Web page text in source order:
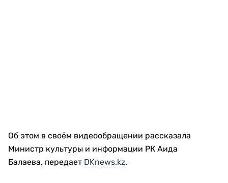
Об этом в своём видеообращении рассказала
Министр культуры и информации РК Аида
Балаева, передает DKnews.kz.